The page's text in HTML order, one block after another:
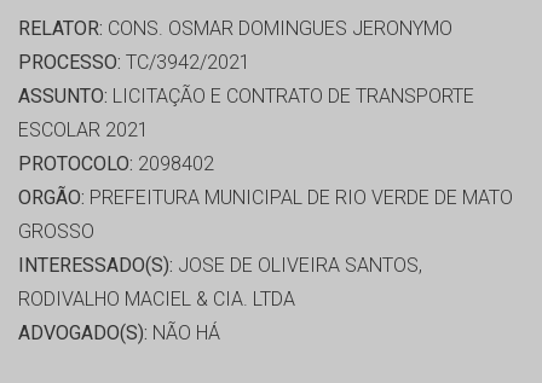
RELATOR: CONS. OSMAR DOMINGUES JERONYMO
PROCESSO: TC/3942/2021
ASSUNTO: LICITAÇÃO E CONTRATO DE TRANSPORTE
ESCOLAR 2021
PROTOCOLO: 2098402
ORGÃO: PREFEITURA MUNICIPAL DE RIO VERDE DE MATO
GROSSO
INTERESSADO(S): JOSE DE OLIVEIRA SANTOS,
RODIVALHO MACIEL & CIA. LTDA
ADVOGADO(S): NÃO HÁ